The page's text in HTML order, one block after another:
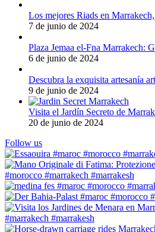
Los mejores Riads en
7 de junio de 2024
Plaza Jemaa el-Fna Marrakech:
6 de junio de 2024
Descubra la exquisita artesanía
9 de junio de 2024
Visita el Jardín Secreto de
20 de junio de 2024
Follow us